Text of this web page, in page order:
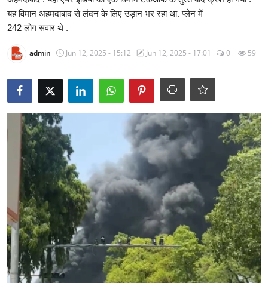
अपना शहर
राज्य
बुन्देलखण्ड
वीडियो
क्राइम
स्पोर्ट्स
मनोरंजन
गैलरी
यह विमान अहमदाबाद से लंदन के लिए उड़ान भर रहा था. प्लेन में
242 लोग सवार थे .
admin Jun 12, 2025 - 15:12 Jun 12, 2025 - 17:01 0 59